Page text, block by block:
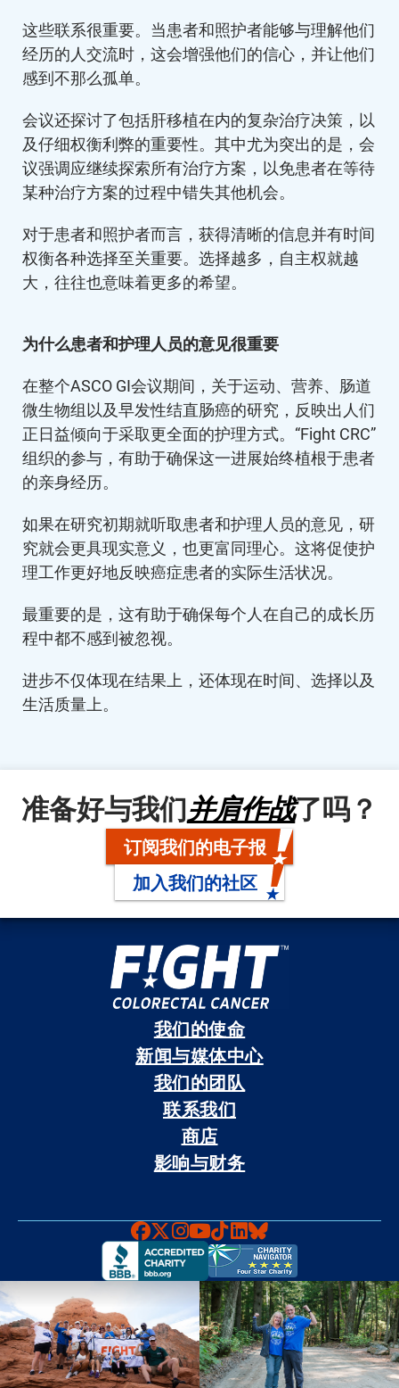
这些联系很重要。当患者和照护者能够与理解他们
经历的人交流时，这会增强他们的信心，并让他们
感到不那么孤单。
会议还探讨了包括肝移植在内的复杂治疗决策，以
及仔细权衡利弊的重要性。其中尤为突出的是，会
议强调应继续探索所有治疗方案，以免患者在等待
某种治疗方案的过程中错失其他机会。
对于患者和照护者而言，获得清晰的信息并有时间
权衡各种选择至关重要。选择越多，自主权就越
大，往往也意味着更多的希望。
为什么患者和护理人员的意见很重要
在整个ASCO GI会议期间，关于运动、营养、肠道
微生物组以及早发性结直肠癌的研究，反映出人们
正日益倾向于采取更全面的护理方式。“Fight CRC”
组织的参与，有助于确保这一进展始终植根于患者
的亲身经历。
如果在研究初期就听取患者和护理人员的意见，研
究就会更具现实意义，也更富同理心。这将促使护
理工作更好地反映癌症患者的实际生活状况。
最重要的是，这有助于确保每个人在自己的成长历
程中都不感到被忽视。
进步不仅体现在结果上，还体现在时间、选择以及
生活质量上。
准备好与我们并肩作战了吗？
订阅我们的电子报
加入我们的社区
我们的使命
新闻与媒体中心
我们的团队
联系我们
商店
影响与财务
Faceboook
X Instagram
YouTube
TikTok
LinkedIn
Bluesky